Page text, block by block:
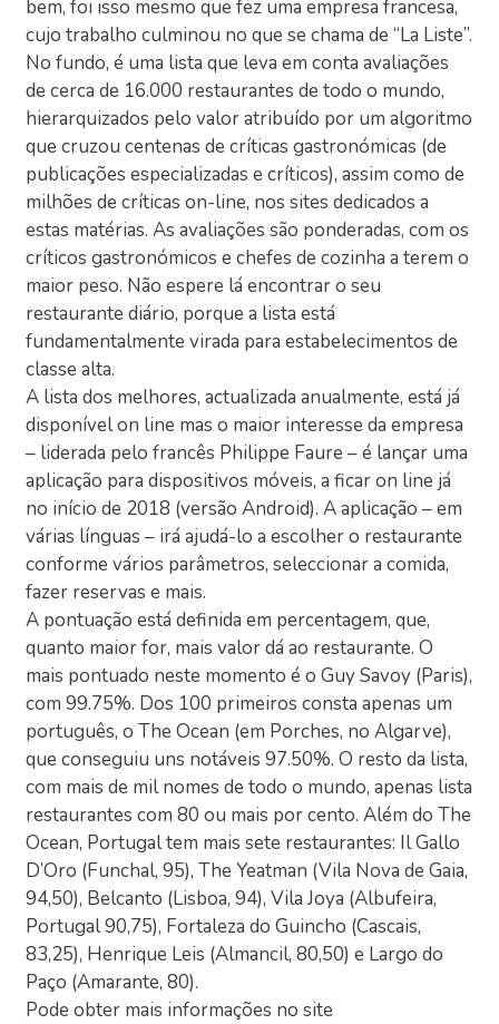
bem, foi isso mesmo que fez uma empresa francesa,
cujo trabalho culminou no que se chama de “La Liste”.
No fundo, é uma lista que leva em conta avaliações
de cerca de 16.000 restaurantes de todo o mundo,
hierarquizados pelo valor atribuído por um algoritmo
que cruzou centenas de críticas gastronómicas (de
publicações especializadas e críticos), assim como de
milhões de críticas on-line, nos sites dedicados a
estas matérias. As avaliações são ponderadas, com os
críticos gastronómicos e chefes de cozinha a terem o
maior peso. Não espere lá encontrar o seu
restaurante diário, porque a lista está
fundamentalmente virada para estabelecimentos de
classe alta.
A lista dos melhores, actualizada anualmente, está já
disponível on line mas o maior interesse da empresa
– liderada pelo francês Philippe Faure – é lançar uma
aplicação para dispositivos móveis, a ficar on line já
no início de 2018 (versão Android). A aplicação – em
várias línguas – irá ajudá-lo a escolher o restaurante
conforme vários parâmetros, seleccionar a comida,
fazer reservas e mais.
A pontuação está definida em percentagem, que,
quanto maior for, mais valor dá ao restaurante. O
mais pontuado neste momento é o Guy Savoy (Paris),
com 99.75%. Dos 100 primeiros consta apenas um
português, o The Ocean (em Porches, no Algarve),
que conseguiu uns notáveis 97.50%. O resto da lista,
com mais de mil nomes de todo o mundo, apenas lista
restaurantes com 80 ou mais por cento. Além do The
Ocean, Portugal tem mais sete restaurantes: Il Gallo
D’Oro (Funchal, 95), The Yeatman (Vila Nova de Gaia,
94,50), Belcanto (Lisboa, 94), Vila Joya (Albufeira,
Portugal 90,75), Fortaleza do Guincho (Cascais,
83,25), Henrique Leis (Almancil, 80,50) e Largo do
Paço (Amarante, 80).
Pode obter mais informações no site